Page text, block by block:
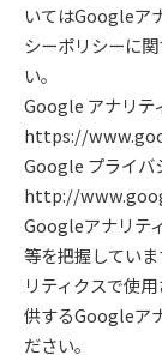
いてはGoogleア
シーポリシーに
い。
Google アナリテ
https://
Google プライバ
http://
Googleアナリテ
等を把握してい
リティクスで使
供するGoogleア
ださい。